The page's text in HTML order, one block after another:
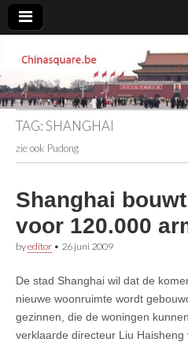
TAG:SHANGHAI
zie ook Pudong
Shanghai
voor 120.000
byeditor • 26 juni 2009
De stad Shanghai wil dat de
nieuwe woonruimte wordt
gezinnen, die de woningen
verklaarde directeur Liu Haisheng